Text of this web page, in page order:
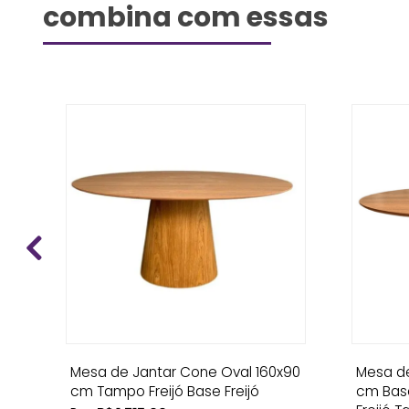
combina com essas
Mesa de Jantar Cone Oval 160x90
cm Tampo Freijó Base Freijó
Mesa
cm